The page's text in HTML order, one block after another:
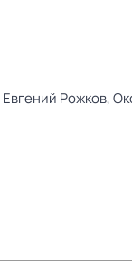
Евгений Рожков,